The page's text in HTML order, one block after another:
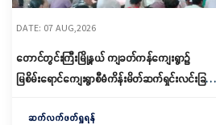
DATE: 07 AUG,2026
တောင်တွင်းကြီးမြို့နယ် ကျခတ်ကန်ကျေးရွာ၌
မြစိမ်းရောင်ကျေးရွာစီမံကိန်းမိတ်ဆက်ရှင်းလင်းခြင်း
ဆက်လက်ဖတ်ရှုရန်